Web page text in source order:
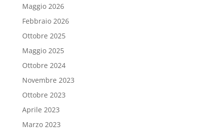
Maggio 2026
Febbraio 2026
Ottobre 2025
Maggio 2025
Ottobre 2024
Novembre 2023
Ottobre 2023
Aprile 2023
Marzo 2023